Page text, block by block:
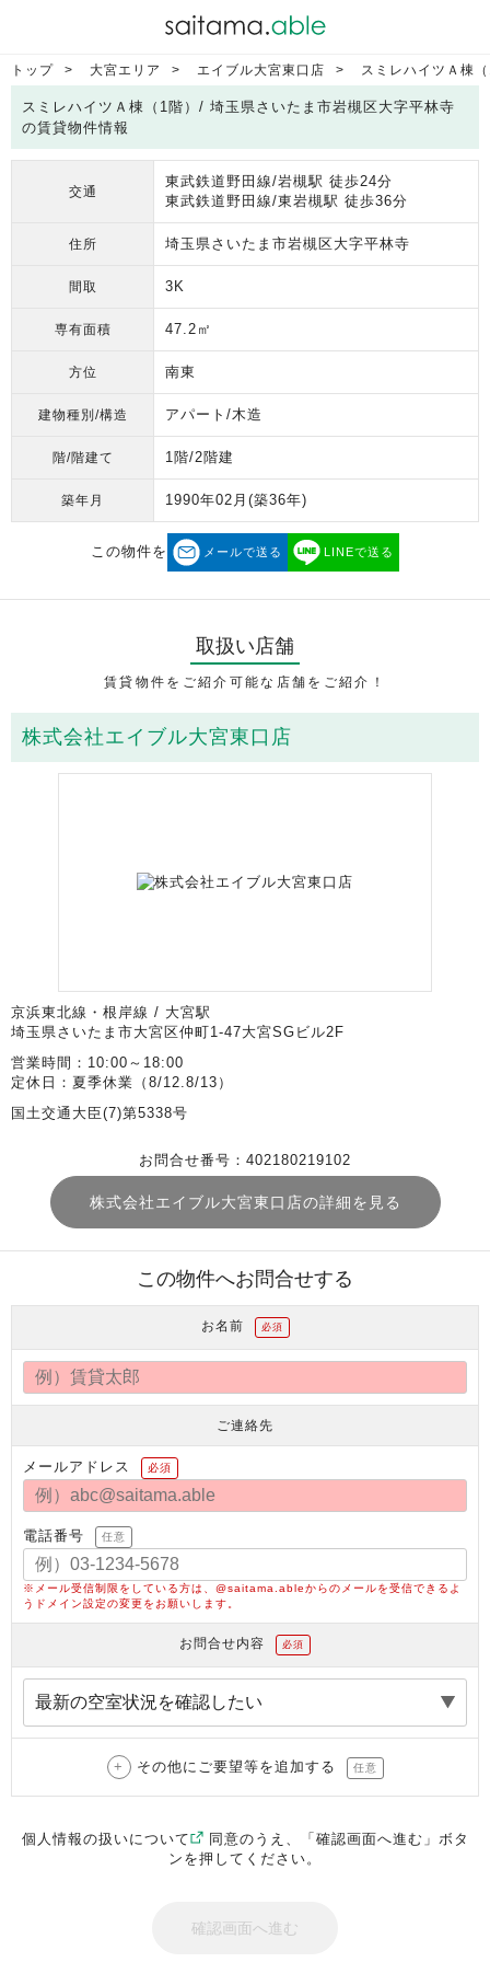
トップ 大宮エリア エイブル大宮東口店 スミレハイツＡ棟
スミレハイツＡ棟（1階）/ 埼玉県さいたま市岩槻区大字平林寺
の賃貸物件情報
交通
東武鉄道野田線/岩槻駅 徒歩24分
東武鉄道野田線/東岩槻駅 徒歩36分
住所 埼玉県さいたま市岩槻区大字平林寺
間取 3K
専有面積 47.2㎡
方位 南東
建物種別/構造 アパート/木造
階/階建て 1階/2階建
築年月 1990年02月 (築36年)
この物件を メールで送る LINEで送る
取扱い店舗
賃貸物件をご紹介可能な店舗をご紹介！
株式会社エイブル大宮東口店
京浜東北線・根岸線 / 大宮駅
埼玉県さいたま市大宮区仲町1-47大宮SGビル2F
営業時間：10:00～18:00
定休日：夏季休業（8/12.8/13）
国土交通大臣(7)第5338号
お問合せ番号：402180219102
株式会社エイブル大宮東口店の詳細を見る
この物件へお問合せする
お名前 必須
ご連絡先
メールアドレス 必須
電話番号 任意
※メール受信制限をしている方は、@saitama.ableからのメールを受信できるよ
うドメイン設定の変更をお願いします。
お問合せ内容 必須
その他にご要望等を追加する 任意
個人情報の扱いについて
同意のうえ、「確認画面へ進む」ボタ
ンを押してください。